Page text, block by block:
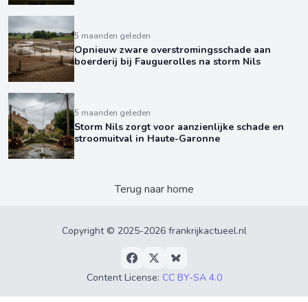
5 maanden geleden
Opnieuw zware overstromingsschade aan
boerderij bij Fauguerolles na storm Nils
5 maanden geleden
Storm Nils zorgt voor aanzienlijke schade en
stroomuitval in Haute-Garonne
Terug naar home
Copyright © 2025-2026 frankrijkactueel.nl
Content License: CC BY-SA 4.0